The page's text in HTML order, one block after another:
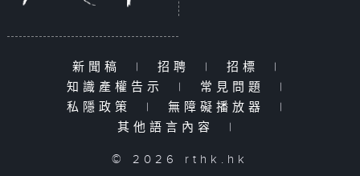
新聞稿 | 招聘 | 招標
|
知識產權告示
| 常見問題
|
私隱政策
| 無障礙播放器
|
其他語言內容
|
© 2026 rthk.hk